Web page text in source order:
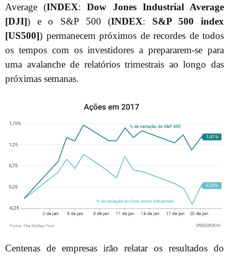
Average (INDEX:Dow Jones Industrial Average
[DJI]) e o S&P 500 (INDEX: S&P 500 index
[US500]) permanecem próximos de recordes de todos
os tempos com os investidores a prepararem-se para
uma avalanche de relatórios trimestrais ao longo das
próximas semanas.
Centenas de empresas irão relatar os resultados do